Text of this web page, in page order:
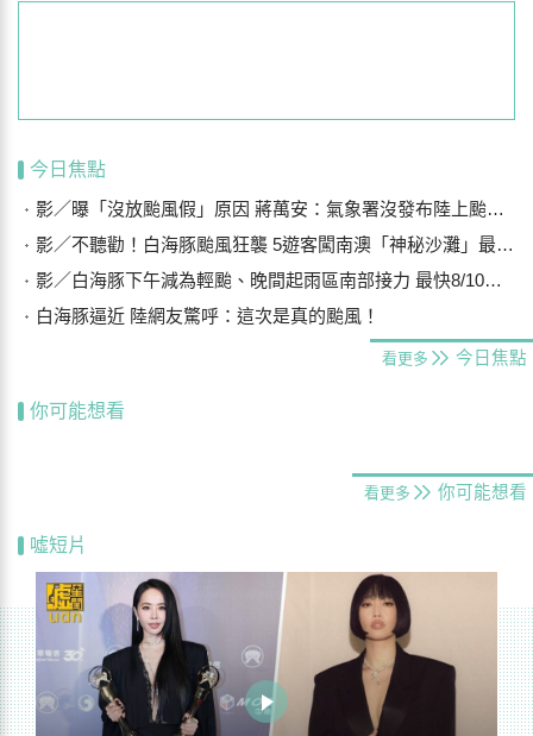
今日焦點
影／曝「沒放颱風假」原因 蔣萬安：氣象署沒發布陸上颱風警報
影／不聽勸！白海豚颱風狂襲 5遊客闖南澳「神秘沙灘」最高罰25萬
影／白海豚下午減為輕颱、晚間起雨區南部接力 最快8/10晨解除海警
白海豚逼近 陸網友驚呼：這次是真的颱風！
看更多 今日焦點
你可能想看
看更多 你可能想看
噓短片